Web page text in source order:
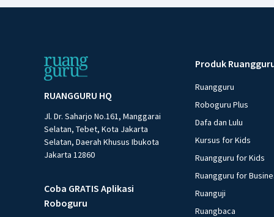
RUANGGURU HQ
Jl. Dr. Saharjo No.161, Manggarai
Selatan, Tebet, Kota Jakarta
Selatan, Daerah Khusus Ibukota
Jakarta 12860
Coba GRATIS Aplikasi
Roboguru
Produk
Ruangguru
Roboguru Plus
Dafa dan Lulu
Kursus for Kids
Ruangguru for Kids
Ruangguru for
Ruanguji
Ruangbaca